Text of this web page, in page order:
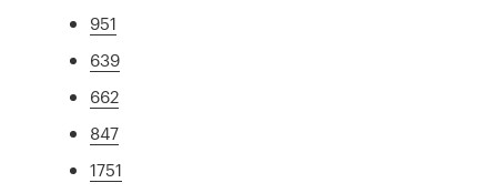
951
639
662
847
1751